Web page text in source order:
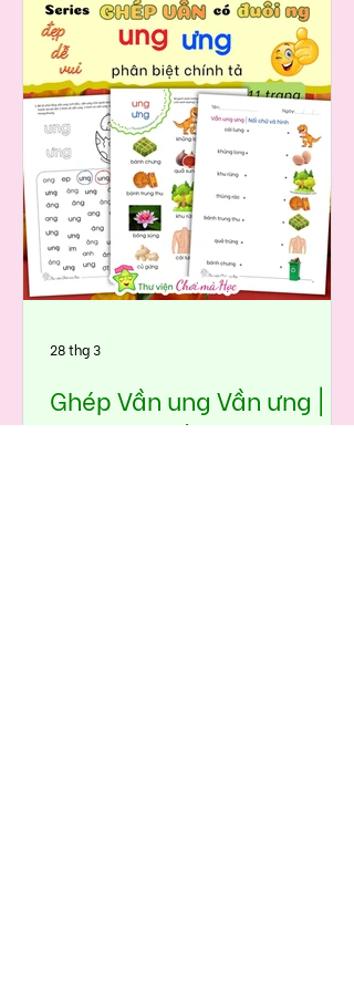
trong cuộc sống hàng ngày như:
thỏ, thư, thuyền, thùng, thu, thịt, ...
Bộ học liệu Nhận biết & ghép vần
với phụ âm th được thiết kế theo
trình tự:👉 Nhìn – nhận diện – lặp
lại – ghép – đọc – hiểu – trả lời câu
hỏi. Giúp bé làm chủ âm th một
cách tự nhiên, không học vẹt.
Ghép Vần ung Vần ưng |
Seri ghép vần với phụ âm
28 thg 3